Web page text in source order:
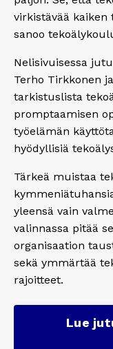
virkistävää kaiken
sanoo
Nelisivuisessa
Terho Tirkkonen
tarkistuslista
promptaamisen
työelämän
hyödyllisiä
Tärkeä muistaa
yleensä vain
valinnassa pitää
organisaation
sekä ymmärtää
rajoitteet.
Lue